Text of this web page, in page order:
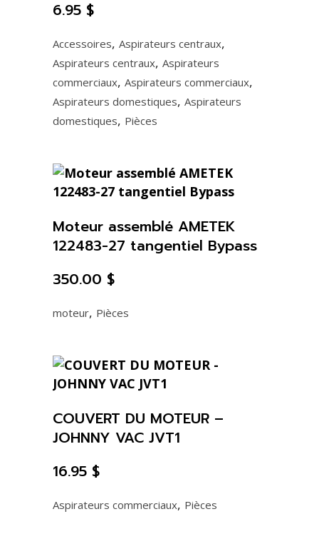
Accessoires, Aspirateurs centraux,
Aspirateurs centraux, Aspirateurs
commerciaux, Aspirateurs commerciaux,
Aspirateurs domestiques, Aspirateurs
domestiques, Pièces
6.95 $
moteur, Pièces
Moteur assemblé AMETEK
122483-27 tangentiel Bypass
350.00 $
Aspirateurs commerciaux, Pièces
COUVERT DU MOTEUR –
JOHNNY VAC JVT1
16.95 $